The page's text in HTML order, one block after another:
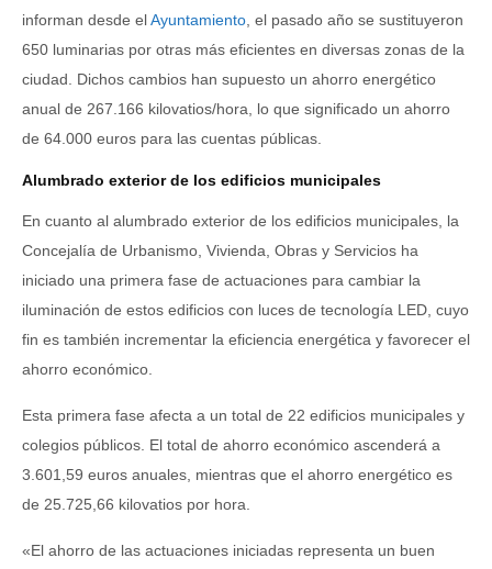
informan desde elAyuntamiento , el pasado año se sustituyeron
650 luminarias por otras más eficientes en diversas zonas de la
ciudad. Dichos cambios han supuesto un ahorro energético
anual de 267.166 kilovatios/hora, lo que significado un ahorro
de 64.000 euros para las cuentas públicas.
Alumbrado exterior de los edificios municipales
En cuanto al alumbrado exterior de los edificios municipales, la
Concejalía de Urbanismo, Vivienda, Obras y Servicios ha
iniciado una primera fase de actuaciones para cambiar la
iluminación de estos edificios con luces de tecnología LED, cuyo
fin es también incrementar la eficiencia energética y favorecer el
ahorro económico.
Esta primera fase afecta a un total de 22 edificios municipales y
colegios públicos. El total de ahorro económico ascenderá a
3.601,59 euros anuales, mientras que el ahorro energético es
de 25.725,66 kilovatios por hora.
«El ahorro de las actuaciones iniciadas representa un buen